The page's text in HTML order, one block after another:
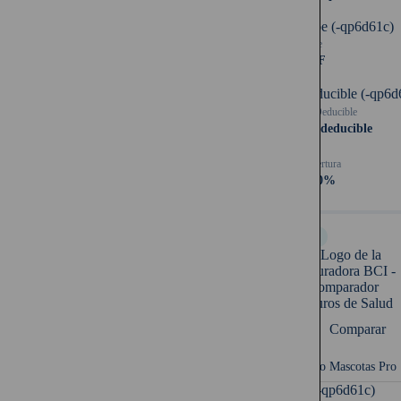
Tope (-qp6d61c)
Tope
3 UF
Deducible (-
Deducible
Sin deducible
Cobertura
100%
Comparar
Seguro Mascotas Pro
UF (-qp6d61c)